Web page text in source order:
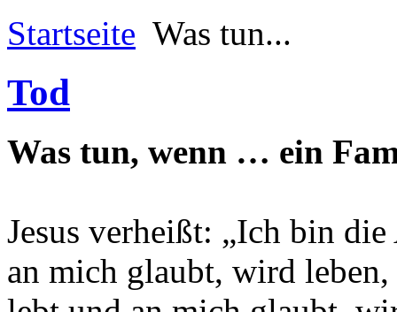
Startseite Was tun...
Tod
Was tun, wenn … ein
Jesus verheißt: „Ich bin
an mich glaubt, wird